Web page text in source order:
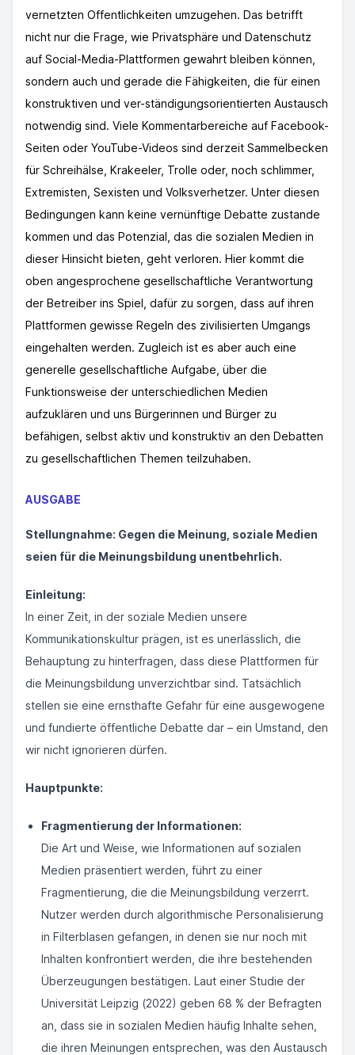
vernetzten Offentlichkeiten umzugehen. Das betrifft
nicht nur die Frage, wie Privatsphäre und Datenschutz
auf Social-Media-Plattformen gewahrt bleiben können,
sondern auch und gerade die Fähigkeiten, die für einen
konstruktiven und ver-ständigungsorientierten Austausch
notwendig sind. Viele Kommentarbereiche auf Facebook-
Seiten oder YouTube-Videos sind derzeit Sammelbecken
für Schreihälse, Krakeeler, Trolle oder, noch schlimmer,
Extremisten, Sexisten und Volksverhetzer. Unter diesen
Bedingungen kann keine vernünftige Debatte zustande
kommen und das Potenzial, das die sozialen Medien in
dieser Hinsicht bieten, geht verloren. Hier kommt die
oben angesprochene gesellschaftliche Verantwortung
der Betreiber ins Spiel, dafür zu sorgen, dass auf ihren
Plattformen gewisse Regeln des zivilisierten Umgangs
eingehalten werden. Zugleich ist es aber auch eine
generelle gesellschaftliche Aufgabe, über die
Funktionsweise der unterschiedlichen Medien
aufzuklären und uns Bürgerinnen und Bürger zu
befähigen, selbst aktiv und konstruktiv an den Debatten
zu gesellschaftlichen Themen teilzuhaben.
AUSGABE
Stellungnahme: Gegen die Meinung, soziale Medien
seien für die Meinungsbildung unentbehrlich.
Einleitung:
In einer Zeit, in der soziale Medien unsere
Kommunikationskultur prägen, ist es unerlässlich, die
Behauptung zu hinterfragen, dass diese Plattformen für
die Meinungsbildung unverzichtbar sind. Tatsächlich
stellen sie eine ernsthafte Gefahr für eine ausgewogene
und fundierte öffentliche Debatte dar – ein Umstand, den
wir nicht ignorieren dürfen.
Hauptpunkte:
Fragmentierung der Informationen:
Die Art und Weise, wie Informationen auf sozialen
Medien präsentiert werden, führt zu einer
Fragmentierung, die die Meinungsbildung verzerrt.
Nutzer werden durch algorithmische Personalisierung
in Filterblasen gefangen, in denen sie nur noch mit
Inhalten konfrontiert werden, die ihre bestehenden
Überzeugungen bestätigen. Laut einer Studie der
Universität Leipzig (2022) geben 68 % der Befragten
an, dass sie in sozialen Medien häufig Inhalte sehen,
die ihren Meinungen entsprechen, was den Austausch